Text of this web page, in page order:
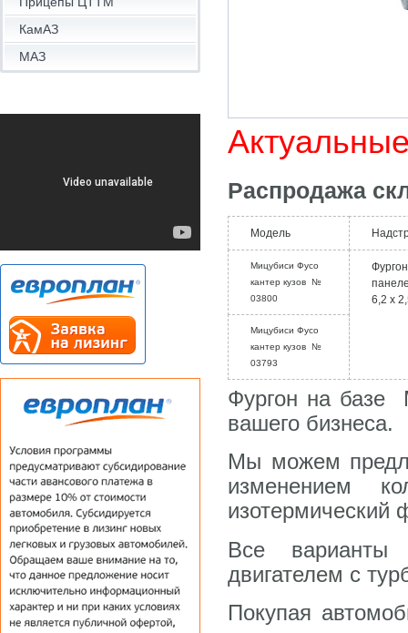
Распродажа
Модель
Мицубиси Фусо
кантер кузов №
03800
6,2 х
Мицубиси Фусо
кантер кузов №
03793
Фургон на базе
вашего бизнеса.
Мы можем
изменением
изотермический
Все варианты
двигателем с
Покупая
КамАЗ
МАЗ